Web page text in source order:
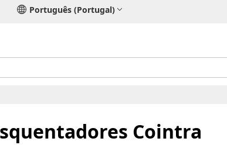
Português (Portugal)
Cointra